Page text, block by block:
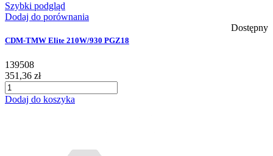
Szybki podgląd
Dodaj do porównania
Dostępny
CDM-TMW Elite 210W/930 PGZ18
139508
351,36 zł
Dodaj do koszyka